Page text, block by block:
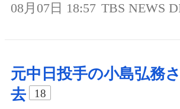
08月07日 18:57 TBS NEWS
元中日投手の小島弘務
去
18